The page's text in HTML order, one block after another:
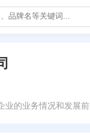
的业务情况和发展